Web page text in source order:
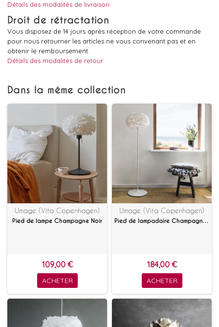
Détails des modalités de livraison
Droit de rétractation
Vous disposez de 14 jours après réception de votre commande
pour nous retourner les articles ne vous convenant pas et en
obtenir le remboursement.
Détails des modalités de retour
Dans la même collection
Umage (Vita Copenhagen)
Pied de lampe Champagne Noir
109,00 €
ACHETER
Umage (Vita Copenhagen)
Pied de lampadaire Champagne Blanc
184,00 €
ACHETER